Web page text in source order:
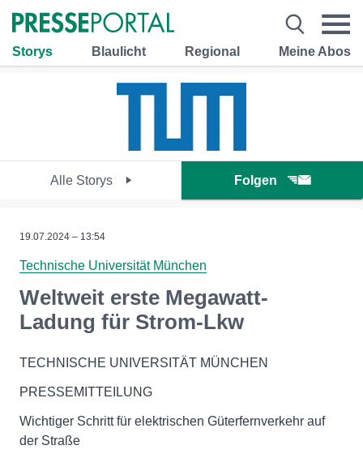
Storys Blaulicht Regional Meine Abos
Alle Storys Folgen
19.07.2024 – 13:54
Technische Universität München
Weltweit erste Megawatt-
Ladung für Strom-Lkw
TECHNISCHE UNIVERSITÄT MÜNCHEN
PRESSEMITTEILUNG
Wichtiger Schritt für elektrischen Güterfernverkehr auf
der Straße